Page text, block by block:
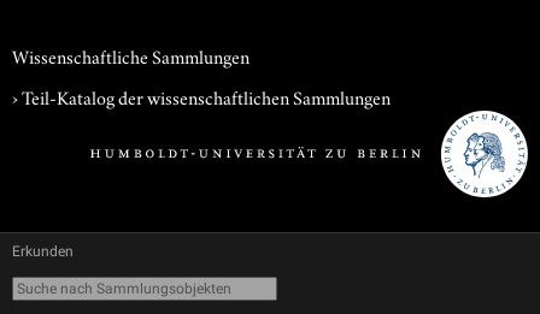
Wissenschaftliche Sammlungen
› Teil-Katalog der wissenschaftlichen Sammlungen
Erkunden